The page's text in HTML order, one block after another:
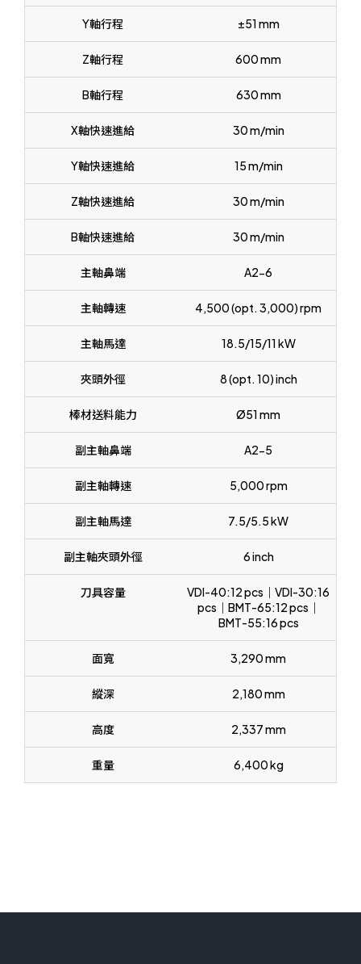
Y軸行程 ±51 mm
Z軸行程 600 mm
B軸行程 630 mm
X軸快速進給 30 m/min
Y軸快速進給 15 m/min
Z軸快速進給 30 m/min
B軸快速進給 30 m/min
主軸鼻端 A2-6
主軸轉速 4,500 (opt. 3,000) rpm
主軸馬達 18.5/15/11 kW
夾頭外徑 8 (opt. 10) inch
棒材送料能力 Ø51 mm
副主軸鼻端 A2-5
副主軸轉速 5,000 rpm
副主軸馬達 7.5/5.5 kW
副主軸夾頭外徑 6 inch
刀具容量
VDI-40:12 pcs｜VDI-30:16
pcs｜BMT-65:12 pcs｜
BMT-55:16 pcs
面寬 3,290 mm
縱深 2,180 mm
高度 2,337 mm
重量 6,400 kg